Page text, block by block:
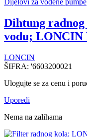
Dihtung radnog
vodu; LONCIN
LONCIN
ŠIFRA: '6603200021
Ulogujte se za cenu i
Uporedi
Nema na zalihama